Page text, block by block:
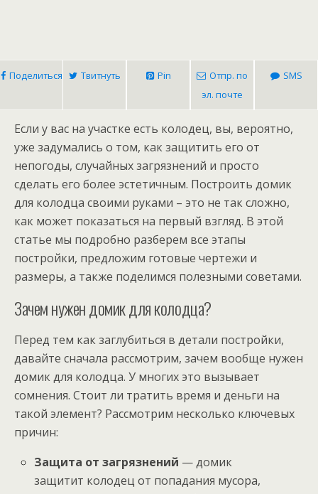
Поделиться Твитнуть Pin
Отпр. по
эл. почте
SMS
Если у вас на участке есть колодец, вы, вероятно,
уже задумались о том, как защитить его от
непогоды, случайных загрязнений и просто
сделать его более эстетичным. Построить домик
для колодца своими руками – это не так сложно,
как может показаться на первый взгляд. В этой
статье мы подробно разберем все этапы
постройки, предложим готовые чертежи и
размеры, а также поделимся полезными советами.
Зачем нужен домик для колодца?
Перед тем как заглубиться в детали постройки,
давайте сначала рассмотрим, зачем вообще нужен
домик для колодца. У многих это вызывает
сомнения. Стоит ли тратить время и деньги на
такой элемент? Рассмотрим несколько ключевых
причин:
Защита от загрязнений — домик
защитит колодец от попадания мусора,